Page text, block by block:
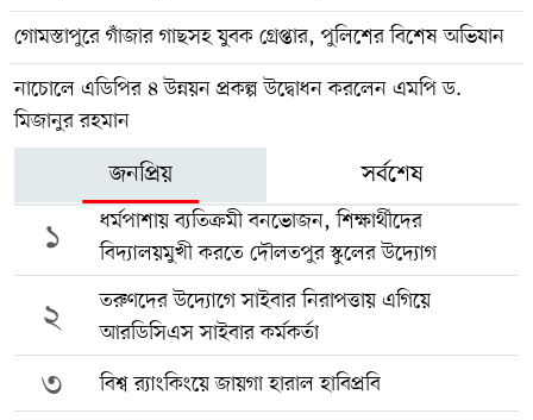
গোমস্তাপুরে গাঁজার গাছসহ যুবক গ্রেপ্তার, পুলিশের বিশেষ অভিযান
নাচোলে এডিপির ৪ উন্নয়ন প্রকল্প উদ্বোধন করলেন এমপি ড.
মিজানুর রহমান
জনপ্রিয় সর্বশেষ
১
ধর্মপাশায় ব্যতিক্রমী বনভোজন, শিক্ষার্থীদের
বিদ্যালয়মুখী করতে দৌলতপুর স্কুলের উদ্যোগ
২
তরুণদের উদ্যোগে সাইবার নিরাপত্তায় এগিয়ে
আরডিসিএস সাইবার কর্মকর্তা
৩ বিশ্ব র‍্যাংকিংয়ে জায়গা হারাল হাবিপ্রবি